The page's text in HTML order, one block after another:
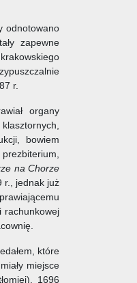
odnotowano
zapewne
r.
organy
bowiem
na Chorze
r., jednak już
rachunkowej
które
miejsce
1696